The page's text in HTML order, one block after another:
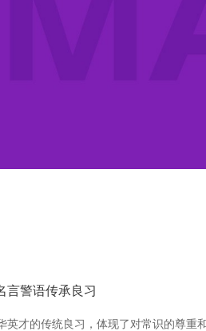
言警语传承良习
英才的传统良习，体现了对常识的尊重